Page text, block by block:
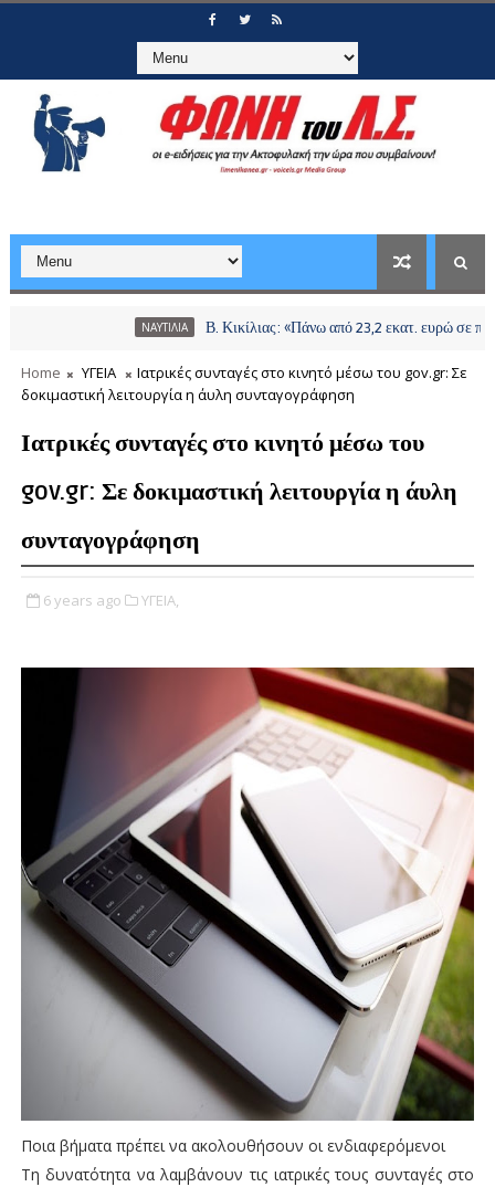
Β. Κικίλιας: «Πάνω από 23,2 εκατ. ευρώ σε
Home ΥΓΕΙΑ
Ιατρικές συνταγές στο κινητό μέσω του gov.gr: Σε
δοκιμαστική λειτουργία η άυλη συνταγογράφηση
Ιατρικές συνταγές στο κινητό μέσω του
gov.gr: Σε δοκιμαστική λειτουργία η άυλη
συνταγογράφηση
6 years ago ΥΓΕΙΑ,
Ποια βήματα πρέπει να ακολουθήσουν οι ενδιαφερόμενοι
Τη δυνατότητα να λαμβάνουν τις ιατρικές τους συνταγές στο